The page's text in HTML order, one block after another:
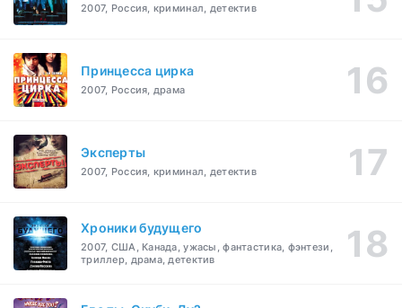
2007, Россия, криминал, детектив
Принцесса цирка
2007, Россия, драма
Эксперты
2007, Россия, криминал, детектив
Хроники будущего
2007, США, Канада, ужасы, фантастика, фэнтези,
триллер, драма, детектив